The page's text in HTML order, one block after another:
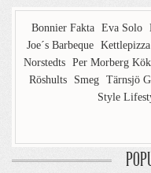
Bonnier Fakta Eva Solo
Joe´s Barbeque Kettlepizza
Norstedts Per Morberg
Röshults
Smeg Tärnsjö
Style